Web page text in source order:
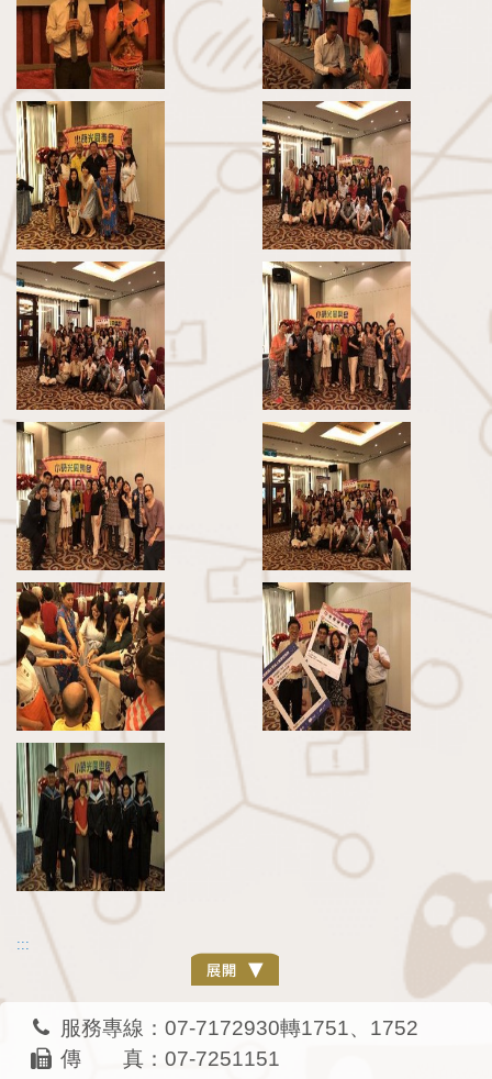
:::
服務專線：07-7172930轉1751、1752
傳 真：07-7251151